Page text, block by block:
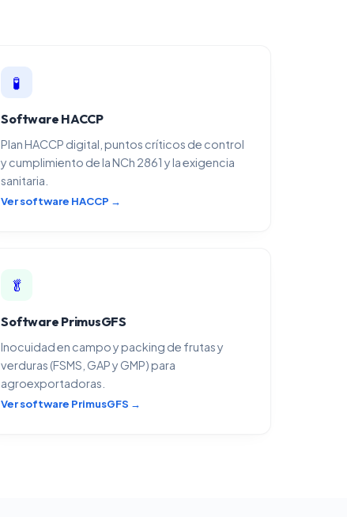
🧪
Software HACCP
Plan HACCP digital, puntos críticos de control
y cumplimiento de la NCh 2861 y la exigencia
sanitaria.
Ver software HACCP →
🥬
Software PrimusGFS
Inocuidad en campo y packing de frutas y
verduras (FSMS, GAP y GMP) para
agroexportadoras.
Ver software PrimusGFS →